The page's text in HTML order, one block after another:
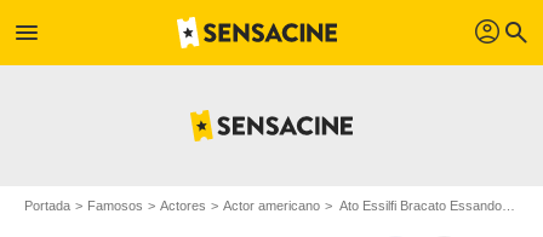
menu profil search
Portada Famosos Actores Actor americano Ato Essilfi Bracato Essandoh - Apodo : Ato Essandoh